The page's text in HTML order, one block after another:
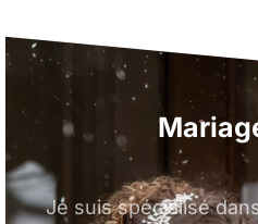
Mariage
Je suis spécialisé